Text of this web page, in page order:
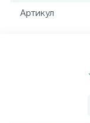
Артикул